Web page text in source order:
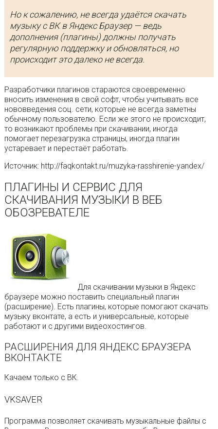
Но к сожалению, не всегда удаётся скачать
музыку с ВК в Яндекс Браузер — ведь
дополнения (плагины) должны получать
регулярную поддержку и обновляться, но
происходит это далеко не всегда.
Разработчики плагинов стараются своевременно
вносить изменения в свой софт, чтобы учитывать все
нововведения соц. сети, которые не всегда заметны
обычному пользователю. Если же этого не происходит,
то возникают проблемы при скачивании, иногда
помогает перезагрузка страницы, иногда плагин
устаревает и перестаёт работать.
Источник: http://faqkontakt.ru/muzyka-rasshirenie-yandex/
ПЛАГИНЫ И СЕРВИС ДЛЯ
СКАЧИВАНИЯ МУЗЫКИ В ВЕБ
ОБОЗРЕВАТЕЛЕ
Для скачивании музыки в Яндекс
браузере можно поставить специальный плагин
(расширение). Есть плагины, которые помогают скачать
музыку вконтате, а есть и универсальные, которые
работают и с другими видеохостингов.
РАСШИРЕНИЯ ДЛЯ ЯНДЕКС БРАУЗЕРА
ВКОНТАКТЕ
Качаем только с ВК.
VKSAVER
Программа позволяет скачивать музыкальные файлы с